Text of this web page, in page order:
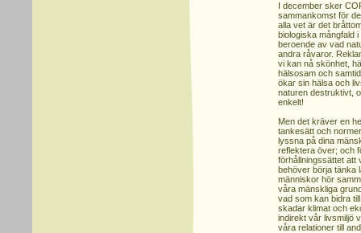
I december sker
sammankomst för
alla vet är det
biologiska mångfald
beroende av vad
andra råvaror.
vi kan nå skönhet,
hälsosam och
ökar sin hälsa och
naturen destruktivt,
enkelt!
Men det kräver en
tankesätt och
lyssna på dina
reflektera över; och
förhållningssättet att
behöver börja tänka
människor hör
våra mänskliga
vad som kan bidra
skadar klimat och
indirekt vår livsmiljö
våra relationer till